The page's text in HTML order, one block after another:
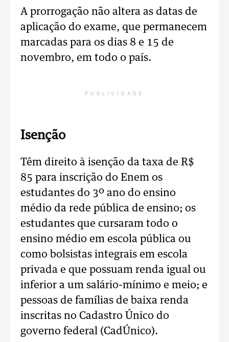
A prorrogação não altera as datas de
aplicação do exame, que permanecem
marcadas para os dias 8 e 15 de
novembro, em todo o país.
PUBLICIDADE
Isenção
Têm direito à isenção da taxa de R$
85 para inscrição do Enem os
estudantes do 3º ano do ensino
médio da rede pública de ensino; os
estudantes que cursaram todo o
ensino médio em escola pública ou
como bolsistas integrais em escola
privada e que possuam renda igual ou
inferior a um salário-mínimo e meio; e
pessoas de famílias de baixa renda
inscritas no Cadastro Único do
governo federal (CadÚnico).